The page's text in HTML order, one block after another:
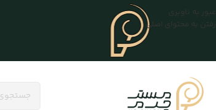
عبور به ناوبری
رفتن به محتوای اصلی